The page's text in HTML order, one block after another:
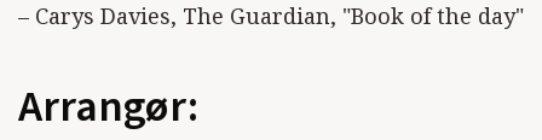
– Carys Davies, The Guardian, "Book of the day"
Arrangør: